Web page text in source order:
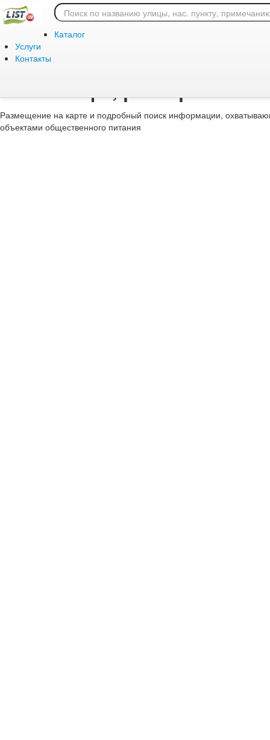
Каталог
Услуги
Контакты
Главная Аренда/Коммерческая/общепит
Купить или снять
рестораны
Снять кафе, ресторан и
Размещение на карте и подробный поиск информации,
объектами общественного питания